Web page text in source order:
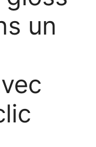
un